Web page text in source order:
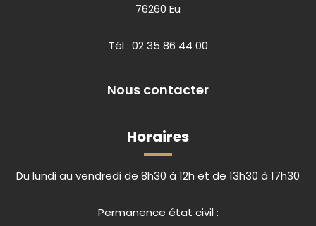
76260 Eu
Tél : 02 35 86 44 00
Nous contacter
Horaires
Du lundi au vendredi de 8h30 à 12h et de 13h30 à 17h30
Permanence état civil :